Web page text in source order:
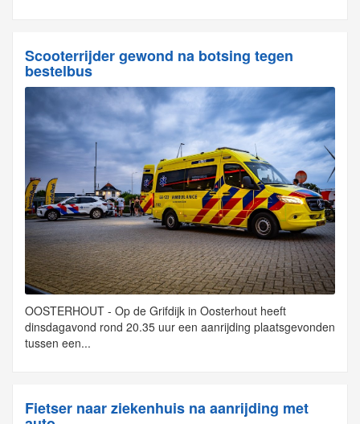
Scooterrijder gewond na botsing tegen
bestelbus
OOSTERHOUT - Op de Grifdijk in Oosterhout heeft
dinsdagavond rond 20.35 uur een aanrijding plaatsgevonden
tussen een...
Fietser naar ziekenhuis na aanrijding met